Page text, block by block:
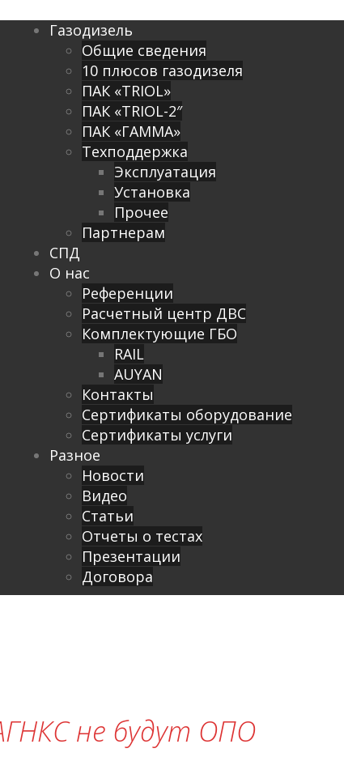
Газодизель
Общие сведения
10 плюсов газодизеля
ПАК «TRIOL»
ПАК «TRIOL-2″
ПАК «ГАММА»
Техподдержка
Эксплуатация
Установка
Прочее
Партнерам
СПД
О нас
Референции
Расчетный центр ДВС
Комплектующие ГБО
RAIL
AUYAN
Контакты
Сертификаты оборудование
Сертификаты услуги
Разное
Новости
Видео
Cтатьи
Отчеты о тестах
Презентации
Договора
не будут ОПО